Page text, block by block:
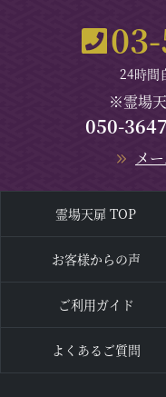
24時間
※霊場天
050-
メ
霊場天扉 TOP
お客様からの声
ご利用ガイド
よくあるご質問